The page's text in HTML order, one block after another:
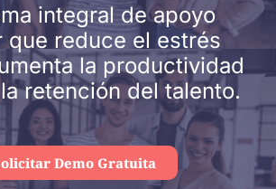
integral de apoyo
que reduce el estrés
la productividad
retención del talento.
Demo Gratuita